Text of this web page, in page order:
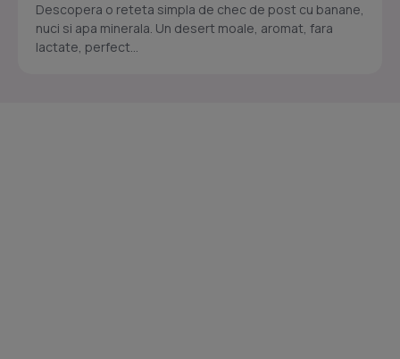
Descopera o reteta simpla de chec de post cu banane,
nuci si apa minerala. Un desert moale, aromat, fara
lactate, perfect...